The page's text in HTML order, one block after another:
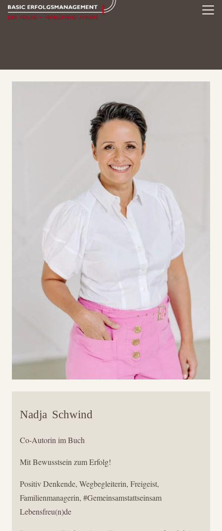
Nadja Schwind
Co-Autorin im Buch
Mit Bewusstsein zum Erfolg!
Positiv Denkende, Wegbegleiterin, Freigeist,
Familienmanagerin, #Gemeinsamstattseinsam
Lebensfreu(n)de